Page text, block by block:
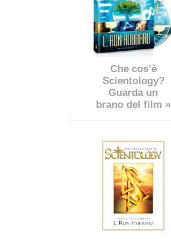
Che cos’è
Scientology?
Guarda un
brano del film »